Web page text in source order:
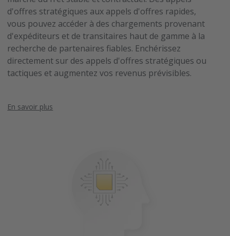
d'offres stratégiques aux appels d'offres rapides,
vous pouvez accéder à des chargements provenant
d'expéditeurs et de transitaires haut de gamme à la
recherche de partenaires fiables. Enchérissez
directement sur des appels d'offres stratégiques ou
tactiques et augmentez vos revenus prévisibles.
En savoir plus